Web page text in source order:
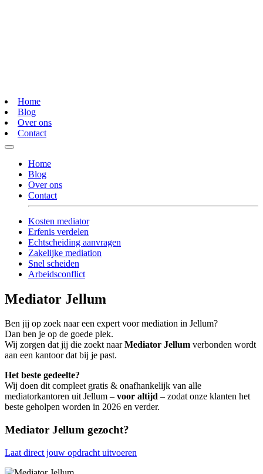
Home
Blog
Over ons
Contact
Home
Blog
Over ons
Contact
Kosten mediator
Erfenis verdelen
Echtscheiding aanvragen
Zakelijke mediation
Snel scheiden
Arbeidsconflict
Mediator Jellum
Ben jij op zoek naar een expert voor mediation in Jellum?
Dan ben je op de goede plek.
Wij zorgen dat jij die zoekt naarMediator Jellum verbonden wordt
aan een kantoor dat bij je past.
Het beste gedeelte?
Wij doen dit compleet gratis & onafhankelijk van alle
mediatorkantoren uit Jellum – voor altijd – zodat onze klanten het
beste geholpen worden in 2026 en verder.
Mediator Jellum gezocht?
Laat direct jouw opdracht uitvoeren